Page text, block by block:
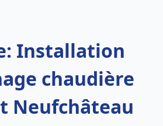
Installation
chaudière
Neufchâteau